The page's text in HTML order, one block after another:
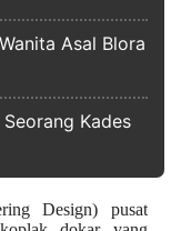
Asal Blora
Kades
Design) pusat